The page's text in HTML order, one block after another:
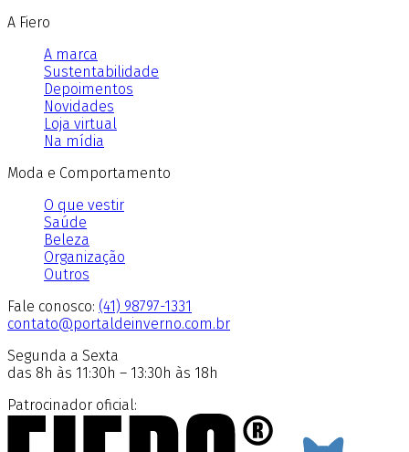
A Fiero
A marca
Sustentabilidade
Depoimentos
Novidades
Loja virtual
Na mídia
Moda e Comportamento
O que vestir
Saúde
Beleza
Organização
Outros
Fale conosco: (41) 98797-1331
contato@portaldeinverno.com.br
Segunda a Sexta
das 8h às 11:30h – 13:30h às 18h
Patrocinador oficial: